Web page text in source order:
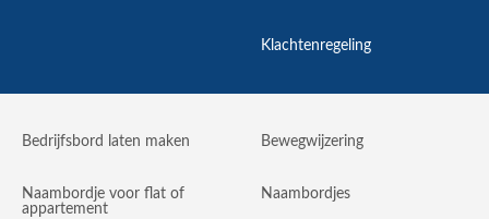
Klachtenregeling
Bedrijfsbord laten maken
Naambordje voor flat of
appartement
Bewegwijzering
Naambordjes